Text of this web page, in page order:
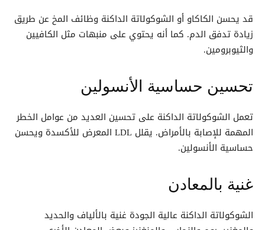
قد يحسن الكاكاو أو الشوكولاتة الداكنة وظائف المخ عن طريق
زيادة تدفق الدم. كما أنه يحتوي على منبهات مثل الكافيين
والثيوبرومين.
تحسين حساسية الأنسولين
تعمل الشوكولاتة الداكنة على تحسين العديد من عوامل الخطر
المهمة للإصابة بالأمراض. يقلل LDL المعرض للأكسدة ويحسن
حساسية الأنسولين.
غنية بالمعادن
الشوكولاتة الداكنة عالية الجودة غنية بالألياف والحديد